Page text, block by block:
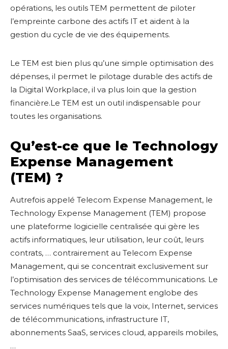
opérations, les outils TEM permettent de piloter
l’empreinte carbone des actifs IT et aident à la
gestion du cycle de vie des équipements.
Le TEM est bien plus qu’une simple optimisation des
dépenses, il permet le pilotage durable des actifs de
la Digital Workplace, il va plus loin que la gestion
financière.Le TEM est un outil indispensable pour
toutes les organisations.
Qu’est-ce que le Technology
Expense Management
(TEM) ?
Autrefois appelé Telecom Expense Management, le
Technology Expense Management (TEM) propose
une plateforme logicielle centralisée qui gère les
actifs informatiques, leur utilisation, leur coût, leurs
contrats, … contrairement au Telecom Expense
Management, qui se concentrait exclusivement sur
l’optimisation des services de télécommunications. Le
Technology Expense Management englobe des
services numériques tels que la voix, Internet, services
de télécommunications, infrastructure IT,
abonnements SaaS, services cloud, appareils mobiles,
…